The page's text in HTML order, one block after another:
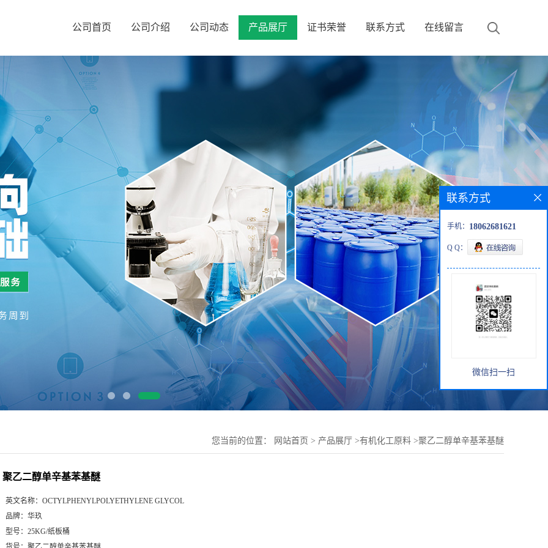
公司首页 公司介绍 公司动态 产品展厅 证书荣誉 联系方式 在线留言
您当前的位置： 网站首页 > 产品展厅 >有机化工原料 >聚乙二醇单辛基苯基醚
聚乙二醇单辛基苯基醚
英文名称： OCTYLPHENYLPOLYETHYLENE GLYCOL
品牌： 华玖
型号： 25KG/纸板桶
联系方式
手机： 18062681621
Q Q：
微信扫一扫